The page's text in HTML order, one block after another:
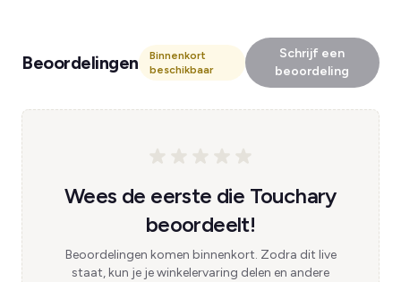
Beoordelingen
Binnenkort
beschikbaar
Schrijf een
beoordeling
Wees de eerste die Touchary
beoordeelt!
Beoordelingen komen binnenkort. Zodra dit live
staat, kun je je winkelervaring delen en andere